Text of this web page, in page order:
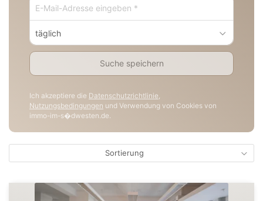
täglich
Suche speichern
Ich akzeptiere die Datenschutzrichtlinie,
Nutzungsbedingungen und Verwendung von Cookies von
immo-im-s�dwesten.de.
Sortierung